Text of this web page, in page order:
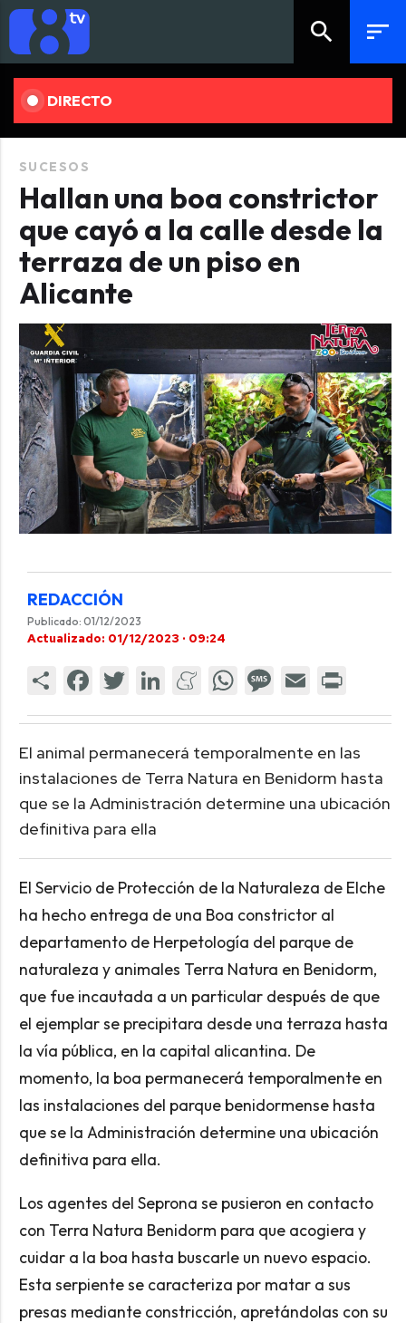
search sort
DIRECTO
SUCESOS
Hallan una boa constrictor
que cayó a la calle desde la
terraza de un piso en
Alicante
REDACCIÓN
Publicado: 01/12/2023
Actualizado: 01/12/2023 · 09:24
El animal permanecerá temporalmente en las
instalaciones de Terra Natura en Benidorm hasta
que se la Administración determine una ubicación
definitiva para ella
El Servicio de Protección de la Naturaleza de Elche
ha hecho entrega de una Boa constrictor al
departamento de Herpetología del parque de
naturaleza y animales Terra Natura en Benidorm,
que fue incautada a un particular después de que
el ejemplar se precipitara desde una terraza hasta
la vía pública, en la capital alicantina. De
momento, la boa permanecerá temporalmente en
las instalaciones del parque benidormense hasta
que se la Administración determine una ubicación
definitiva para ella.
Los agentes del Seprona se pusieron en contacto
con Terra Natura Benidorm para que acogiera y
cuidar a la boa hasta buscarle un nuevo espacio.
Esta serpiente se caracteriza por matar a sus
presas mediante constricción, apretándolas con su